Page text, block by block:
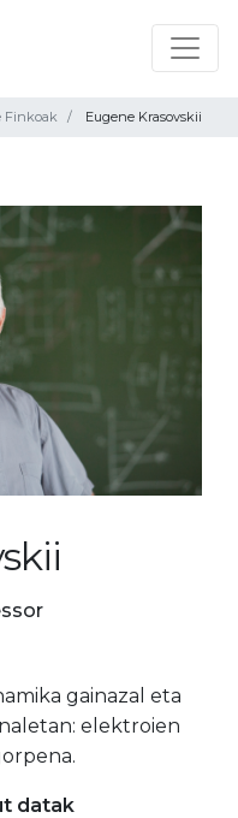
Finkoak Eugene Krasovskii
gainazal eta
elektroien
datak